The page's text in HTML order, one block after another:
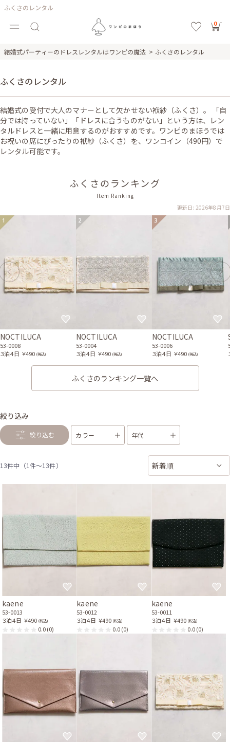
ふくさのレンタル
0
結婚式パーティーのドレスレンタルはワンピの魔法 ふくさのレンタル
ふくさのレンタル
結婚式の受付で大人のマナーとして欠かせない袱紗（ふくさ）。 「自
分では持っていない」「ドレスに合うものがない」という方は、レン
タルドレスと一緒に用意するのがおすすめです。ワンピのまほうでは
お祝いの席にぴったりの袱紗（ふくさ）を、ワンコイン（490円）で
レンタル可能です。
ふくさのランキング
Item Ranking
更新日: 2026年8月7日
1
NOCTILUCA
53-0008
３泊４日 ￥490 (税込)
2
NOCTILUCA
53-0004
３泊４日 ￥490 (税込)
3
NOCTILUCA
53-0006
３泊４日 ￥490 (税込)
ふくさのランキング一覧へ
絞り込み
絞り込む カラー 年代
13件中（1件〜13件）
kaene
53-0013
３泊４日 ￥490 (税込)
0.0(0)
kaene
53-0012
３泊４日 ￥490 (税込)
0.0(0)
kaene
53-0011
３泊４日 ￥490 (税込)
0.0(0)